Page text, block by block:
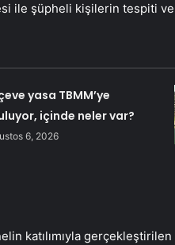
ile şüpheli kişilerin tespiti ve
yasa TBMM’ye
içinde neler var?
6, 2026
katılımıyla